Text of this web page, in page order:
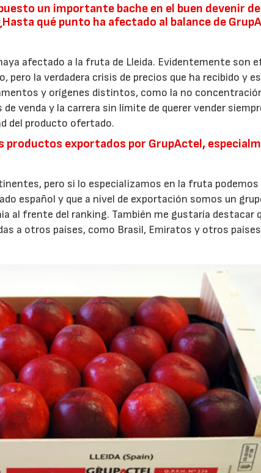
un importante bache en el buen devenir
qué punto ha afectado al balance de
afectado a la fruta de Lleida. Evidentemente son
pero la verdadera crisis de precios que ha recibido y
y orígenes distintos, como la no
venda y la carrera sin límite de querer vender
del producto ofertado.
productos exportados por GrupActel,
pero si lo especializamos en la fruta podemos
español y que a nivel de exportación somos un
al frente del ranking. También me gustaría destacar
a otros países, como Brasil, Emiratos y otros